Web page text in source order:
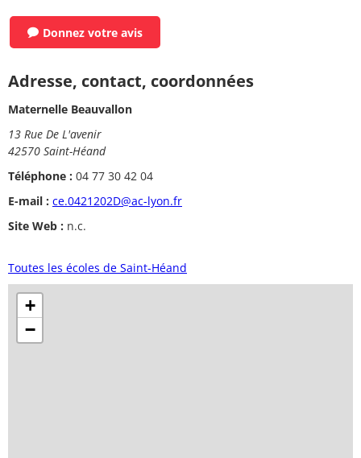
Donnez votre avis
Adresse, contact, coordonnées
Maternelle Beauvallon
13 Rue De L'avenir
42570 Saint-Héand
Téléphone : 04 77 30 42 04
E-mail : ce.0421202D@ac-lyon.fr
Site Web : n.c.
Toutes les écoles de Saint-Héand
+
−